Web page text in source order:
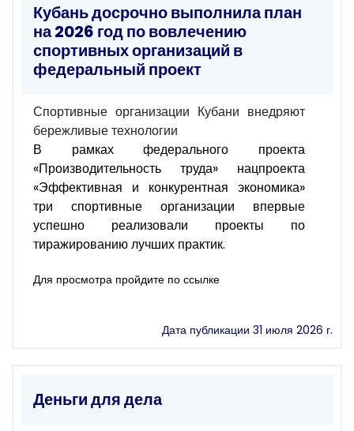
Кубань досрочно выполнила план
на 2026 год по вовлечению
спортивных организаций в
федеральный проект
Спортивные организации Кубани внедряют
бережливые технологии
В рамках федерального проекта
«Производительность труда» нацпроекта
«Эффективная и конкурентная экономика»
три спортивные организации впервые
успешно реализовали проекты по
тиражированию лучших практик.
Для просмотра пройдите по ссылке
Дата публикации 31 июля 2026 г.
Деньги для дела